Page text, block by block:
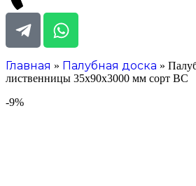
Главная » Палубная доска »
лиственницы 35х90х3000 мм сорт ВС
-9%